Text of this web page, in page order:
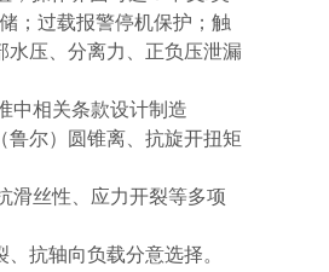
；过载报警停机保护；触
水压、分离力、正负压泄漏
中相关条款设计制造
鲁尔）圆锥离、抗旋开扭矩
滑丝性、应力开裂等多项
、抗轴向负载分意选择。